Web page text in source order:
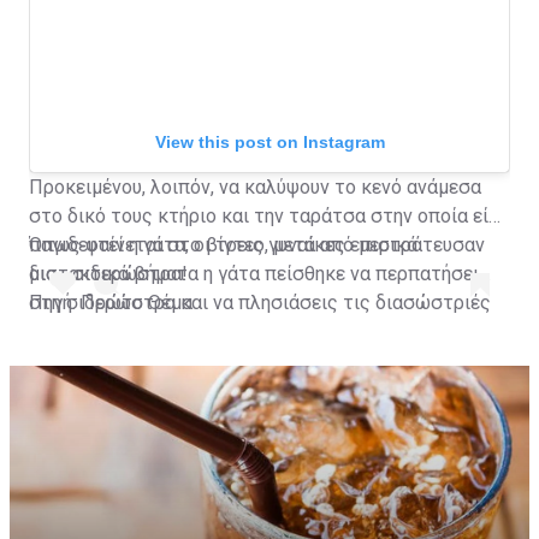
View this post on Instagram
A post shared by Habertürk TV (@haberturktv)
Προκειμένου, λοιπόν, να καλύψουν το κενό ανάμεσα
στο δικό τους κτήριο και την ταράτσα στην οποία είχε
παγιδευτεί η γάτα, οι τρεις γυναίκες επιστράτευσαν
μια... σιδερώστρα!
Όπως φαίνεται στο βίντεο, μετά από μερικά
διστακτικά βήματα η γάτα πείσθηκε να περπατήσει
στη σιδερώστρα και να πλησιάσεις τις διασώστριές
Πηγή: Πρώτο Θέμα